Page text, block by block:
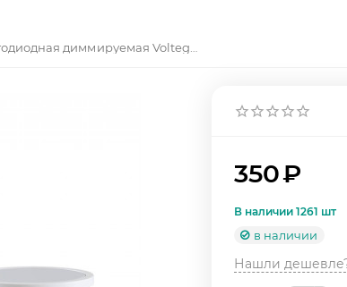
350₽
В наличии 1261 шт
в наличии
Нашли